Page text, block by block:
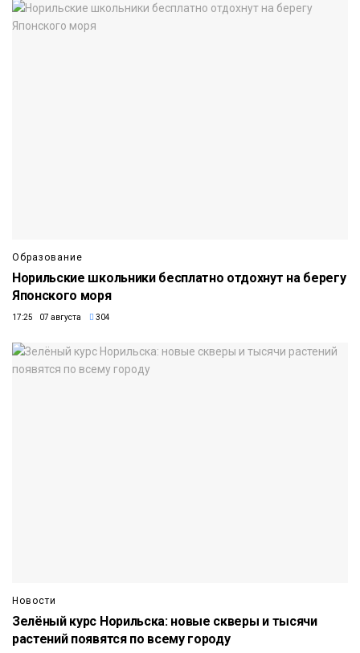
Образование
Норильские школьники бесплатно отдохнут на берегу
Японского моря
17:25 07 августа 304
Новости
Зелёный курс Норильска: новые скверы и тысячи
растений появятся по всему городу